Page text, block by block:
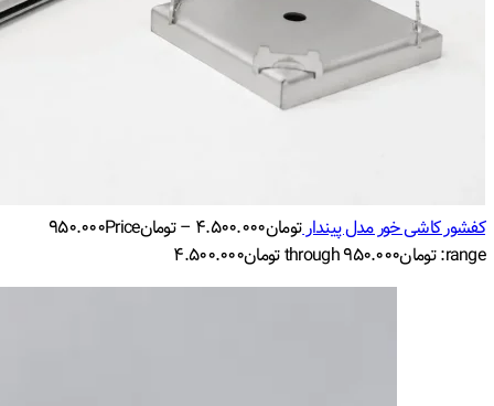
کفشور کاشی خور مدل پیندارتومان۴.۵۰۰.۰۰۰ –تومان ۹۵۰.۰۰۰Price
range: تومان۹۵۰.۰۰۰ through تومان۴.۵۰۰.۰۰۰